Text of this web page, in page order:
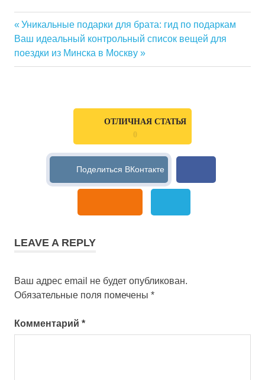
Навигация
по
Previous
Post:
Уникальные подарки для брата: гид по подаркам
Next
Post:
Ваш идеальный контрольный список вещей для
поездки из Минска в Москву
ОТЛИЧНАЯ СТАТЬЯ
0
LEAVE A REPLY
Ваш адрес email не будет опубликован.
Обязательные поля помечены *
Комментарий *